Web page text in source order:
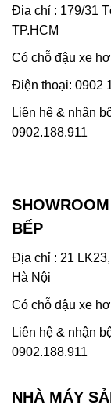
Địa chỉ : 179/31
TP.HCM
Có chỗ đậu xe
Điện thoại: 0902
Liên hệ & nhận
0902.188.911
BẾP
Địa chỉ : 21
Hà Nội
Có chỗ đậu xe
Liên hệ & nhận
0902.188.911
NHÀ MÁY